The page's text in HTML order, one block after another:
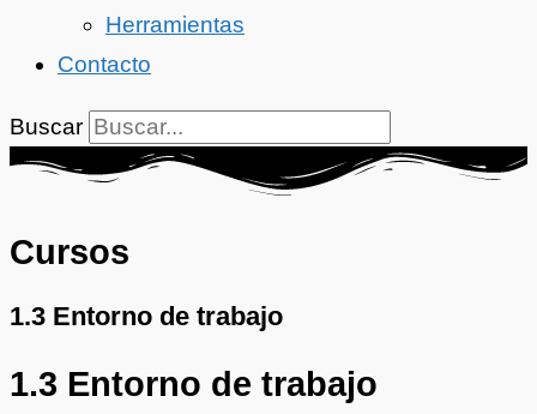
Herramientas
Contacto
Buscar
Cursos
1.3 Entorno de trabajo
1.3 Entorno de trabajo